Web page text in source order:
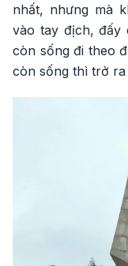
nhất, nhưng mà
vào tay địch, đấy
còn sống đi theo
còn sống thì trở ra